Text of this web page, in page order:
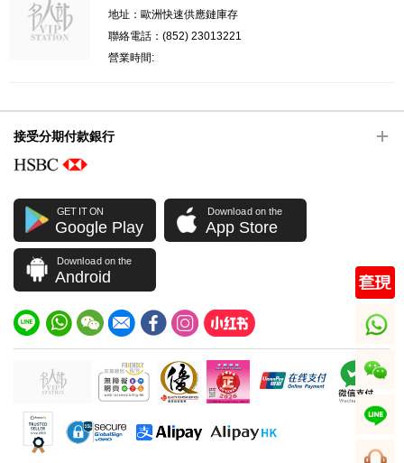
地址：歐洲快速供應鏈庫存
聯絡電話：(852) 23013221
營業時間:
接受分期付款銀行
GET IT ON
Google Play
Download on the
App Store
Download on the
Android
whatsapp